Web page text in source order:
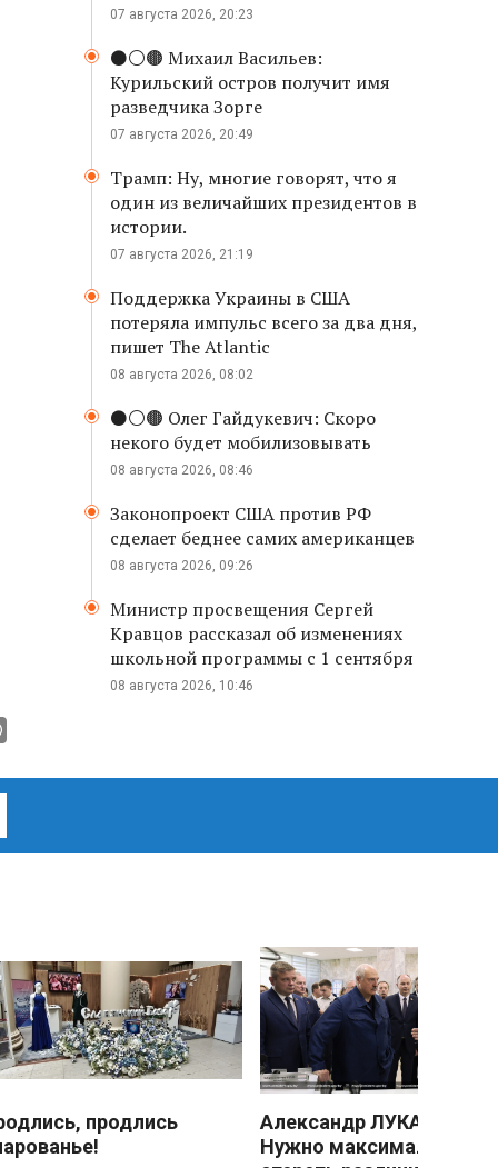
07 августа 2026, 20:23
⚫️⚪️🟤 Михаил Васильев:
Курильский остров получит имя
разведчика Зорге
07 августа 2026, 20:49
Трамп: Ну, многие говорят, что я
один из величайших президентов в
истории.
07 августа 2026, 21:19
Поддержка Украины в США
потеряла импульс всего за два дня,
пишет The Atlantic
08 августа 2026, 08:02
⚫️⚪️🟤 Олег Гайдукевич: Скоро
некого будет мобилизовывать
08 августа 2026, 08:46
Законопроект США против РФ
сделает беднее самих американцев
08 августа 2026, 09:26
Министр просвещения Сергей
Кравцов рассказал об изменениях
школьной программы с 1 сентября
08 августа 2026, 10:46
продлись
Александр
Нужно максимально